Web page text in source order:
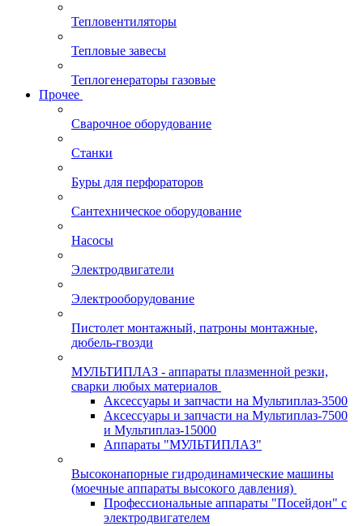
Тепловентиляторы
Тепловые завесы
Теплогенераторы газовые
Прочее
Сварочное оборудование
Станки
Буры для перфораторов
Сантехническое оборудование
Насосы
Электродвигатели
Электрооборудование
Пистолет монтажный, патроны монтажные,
дюбель-гвозди
МУЛЬТИПЛАЗ - аппараты плазменной резки,
сварки любых материалов
Аксессуары и запчасти на Мультиплаз-3500
Аксессуары и запчасти на Мультиплаз-7500
и Мультиплаз-15000
Аппараты "МУЛЬТИПЛАЗ"
Высоконапорные гидродинамические машины
(моечные аппараты высокого давления)
Профессиональные аппараты "Посейдон" с
электродвигателем